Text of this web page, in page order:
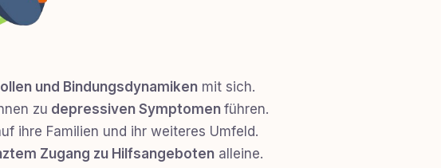
und Bindungsdynamikenmit sich.
zu depressiven Symptomen führen.
ihre Familien und ihr weiteres Umfeld.
Zugang zu Hilfsangebotenalleine.